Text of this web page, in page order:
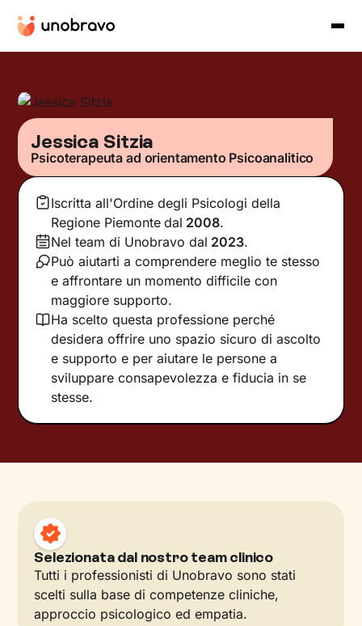
Jessica Sitzia
Psicoterapeuta ad orientamento Psicoanalitico
Iscritta all'Ordine degli Psicologi della
Regione Piemonte dal 2008.
Nel team di Unobravo dal 2023.
Può aiutarti a comprendere meglio te stesso
e affrontare un momento difficile con
maggiore supporto.
Ha scelto questa professione perché
desidera offrire uno spazio sicuro di ascolto
e supporto e per aiutare le persone a
sviluppare consapevolezza e fiducia in se
stesse.
Selezionata dal nostro team clinico
Tutti i professionisti di Unobravo sono stati
scelti sulla base di competenze cliniche,
approccio psicologico ed empatia.